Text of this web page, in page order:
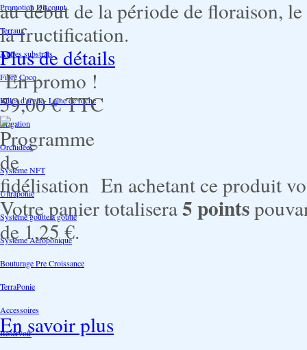
Promotion Discount
Terraux
Autres substrats
Fibre Coco
Billes d'argile- Laine de roche
Irrigation
Orchidées
Système NFT
Ultraponie
Système goutte à goutte
Système Aéroponique
Bouturage Pre Croissance
TerraPonie
Accessoires
Reservoir
au début de la période de floraison,
la fructification.
Plus de détails
En promo !
59,00 €TTC
En achetant ce produit
Votre panier totalisera5points
de 1,25 €.
En savoir plus